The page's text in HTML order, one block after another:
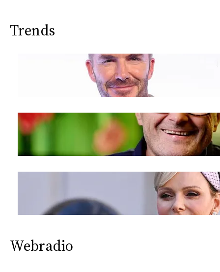
Trends
Webradio